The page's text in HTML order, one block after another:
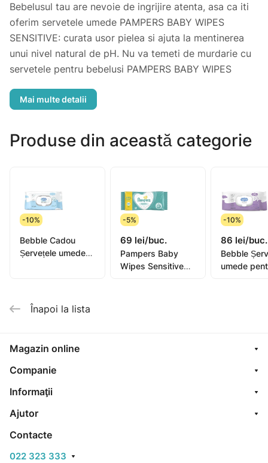
Bebelusul tau are nevoie de ingrijire atenta, asa ca iti
oferim servetele umede PAMPERS BABY WIPES
SENSITIVE: curata usor pielea si ajuta la mentinerea
unui nivel natural de pH. Nu va temeti de murdarie cu
servetele pentru bebelusi PAMPERS BABY WIPES
Produse din această categorie
-10%
Bebble Cadou
Șervețele umede
-5%
69 lei/buc.
Pampers Baby
Wipes Sensitive
-10%
86 lei/buc.
Bebble
umede
Înapoi la lista
Magazin online
Companie
Informaţii
Ajutor
Contacte
022 323 333